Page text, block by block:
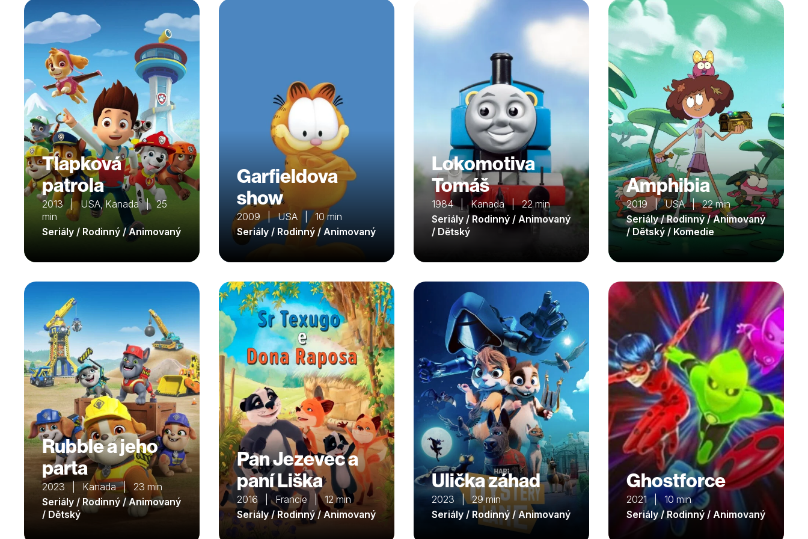
Tlapková
patrola
2013 | USA, Kanada | 25
min
Seriály / Rodinný / Animovaný
Garfieldova
show
2009 | USA | 10 min
Seriály / Rodinný / Animovaný
Lokomotiva
Tomáš
1984 | Kanada | 22 min
Seriály / Rodinný / Animovaný
/ Dětský
Amphibia
2019 | USA | 22 min
Seriály / Rodinný / Animovaný
/ Dětský / Komedie
Rubble a jeho
parta
2023 | Kanada | 23 min
Seriály / Rodinný / Animovaný
/ Dětský
Pan Jezevec a
paní Liška
2016 | Francie | 12 min
Seriály / Rodinný / Animovaný
Ulička záhad
2023 | 29 min
Seriály / Rodinný / Animovaný
Ghostforce
2021 | 10 min
Seriály / Rodinný / Animovaný